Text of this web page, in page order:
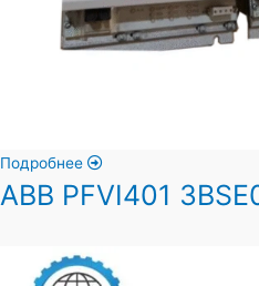
Подробнее
ABB PFVI401